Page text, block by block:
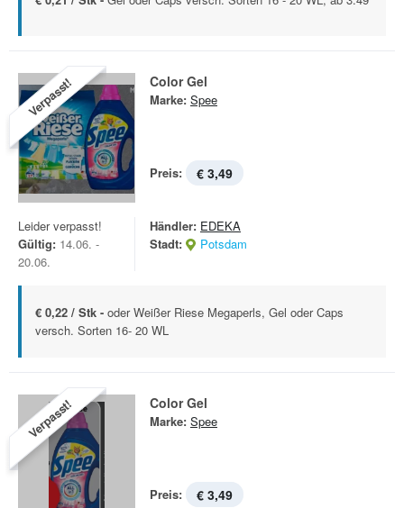
Verpasst! Color Gel
Marke: Spee
Preis: € 3,49
Leider verpasst!
Gültig: 14.06. -
20.06.
Händler: EDEKA
Stadt:
Potsdam
€ 0,22 / Stk - oder Weißer Riese Megaperls, Gel oder Caps
versch. Sorten 16- 20 WL
Verpasst! Color Gel
Marke: Spee
Preis: € 3,49